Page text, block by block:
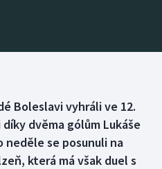
Boleslavi vyhráli ve 12.
dvěma gólům Lukáše
neděle se posunuli na
která má však duel s